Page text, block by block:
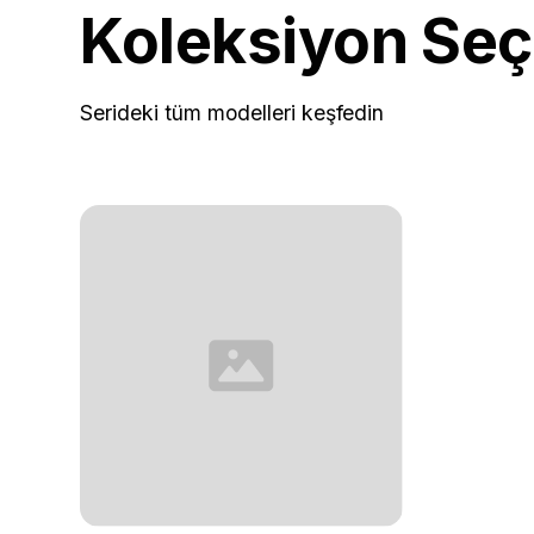
Koleksiyon
Serideki tüm modelleri keşfedin